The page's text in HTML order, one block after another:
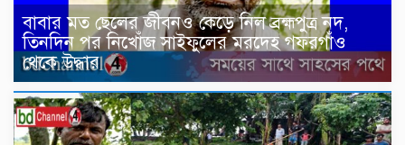
বাবার মত ছেলের জীবনও কেড়ে নিল ব্রহ্মপুত্র নদ,
তিনদিন পর নিখোঁজ সাইফুলের মরদেহ গফরগাঁও
থেকে উদ্ধার